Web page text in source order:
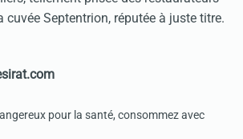
cuvée Septentrion, réputée à juste titre.
pour la santé, consommez avec